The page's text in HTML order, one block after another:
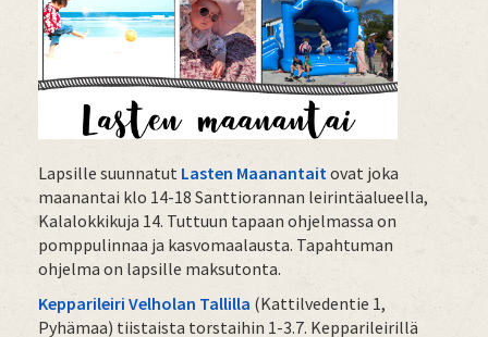
Lapsille suunnatut Lasten Maanantait ovat joka
maanantai klo 14-18 Santtiorannan leirintäalueella,
Kalalokkikuja 14. Tuttuun tapaan ohjelmassa on
pomppulinnaa ja kasvomaalausta. Tapahtuman
ohjelma on lapsille maksutonta.
Kepparileiri Velholan Tallilla (Kattilvedentie 1,
Pyhämaa) tiistaista torstaihin 1-3.7. Kepparileirillä